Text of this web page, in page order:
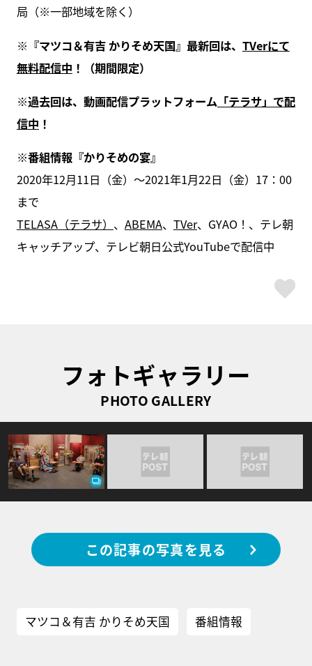
局（※一部地域を除く）
※『マツコ＆有吉 かりそめ天国』最新回は、 TVerにて
無料配信中 ！（期間限定）
※過去回は、動画配信プラットフォーム「テラサ」で配
信中 ！
※番組情報『かりそめの宴』
2020年12月11日（金）～2021年1月22日（金）17：00
まで
TELASA（テラサ） 、 ABEMA、 TVer、GYAO！、テレ朝
キャッチアップ、テレビ朝日公式YouTubeで配信中
フォトギャラリー
PHOTO GALLERY
この記事の写真を見る
マツコ＆有吉 かりそめ天国 番組情報